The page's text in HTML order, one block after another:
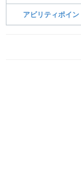
アビリティポイ